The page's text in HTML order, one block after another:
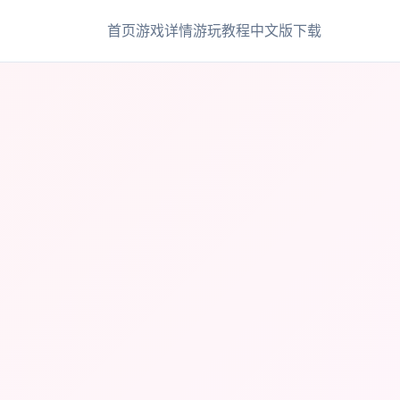
首页游戏详情游玩教程中文版下载